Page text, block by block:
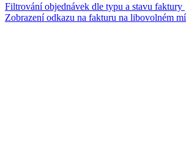
Filtrování objednávek dle typu a stavu faktury
Zobrazení odkazu na fakturu na libovolném